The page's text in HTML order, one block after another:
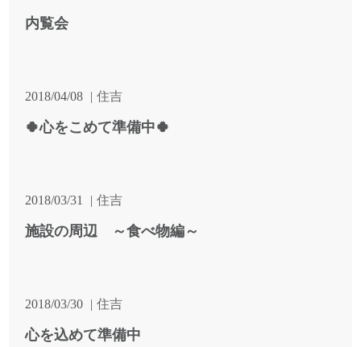
内覧会
2018/04/08 住吉
🍀心をこめて準備中🍀
2018/03/31 住吉
施設の周辺 ～食べ物編～
2018/03/30 住吉
心を込めて準備中